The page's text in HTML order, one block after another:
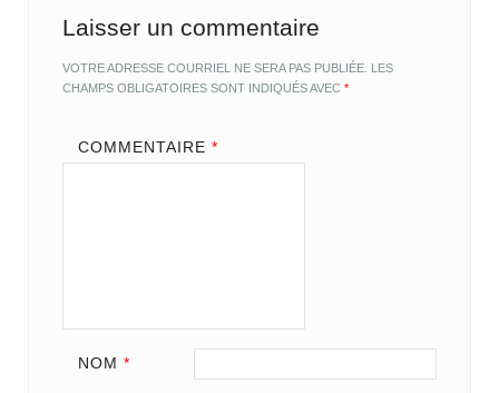
Laisser un commentaire
VOTRE ADRESSE COURRIEL NE SERA PAS PUBLIÉE. LES
CHAMPS OBLIGATOIRES SONT INDIQUÉS AVEC*
COMMENTAIRE *
NOM *